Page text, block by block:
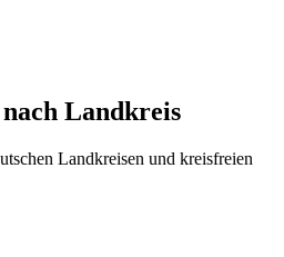
Landkreis
Landkreisen und kreisfreien